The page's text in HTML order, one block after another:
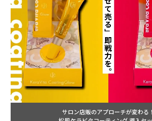
サロン店販のアプローチが変わる！